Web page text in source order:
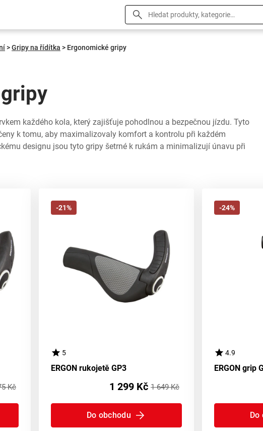
>Gripy na řídítka > Ergonomické gripy
každého kola, který zajišťuje pohodlnou a bezpečnou jízdu. Tyto
k tomu, aby maximalizovaly komfort a kontrolu při každém
designu jsou tyto gripy šetrné k rukám a minimalizují únavu při
Kč
-21%
5
ERGON rukojetě GP3
1 299 Kč 1 649 Kč
Do obchodu
-24%
4.9
ERGON grip
Do